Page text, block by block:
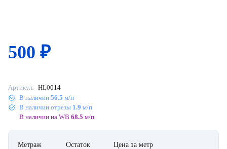
500 ₽
Артикул: HL0014
В наличии 56.5 м/п
В наличии отрезы 1.9 м/п
В наличии на WB 68.5 м/п
Метраж Остаток Цена за метр